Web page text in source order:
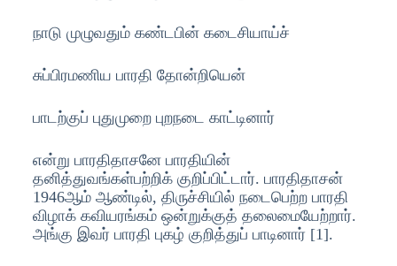
நாடு முழுவதும் கண்டபின் கடைசியாய்ச்
சுப்பிரமணிய பாரதி தோன்றியென்
பாடற்குப் புதுமுறை புறநடை காட்டினார்
என்று பாரதிதாசனே பாரதியின்
தனித்துவங்கள்பற்றிக் குறிப்பிட்டார். பாரதிதாசன்
1946ஆம் ஆண்டில், திருச்சியில் நடைபெற்ற பாரதி
விழாக் கவியரங்கம் ஒன்றுக்குத் தலைமையேற்றார்.
அங்கு இவர் பாரதி புகழ் குறித்துப் பாடினார் [1].